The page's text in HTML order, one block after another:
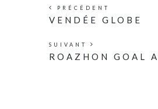
PRÉCÉDENT
VENDÉE GLOBE
SUIVANT
ROAZHON GOAL